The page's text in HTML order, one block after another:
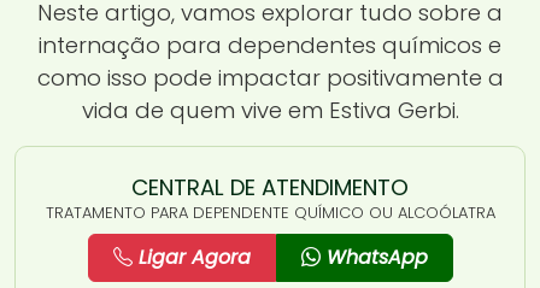
Neste artigo, vamos explorar tudo sobre a
internação para dependentes químicos e
como isso pode impactar positivamente a
vida de quem vive em Estiva Gerbi.
CENTRAL DE ATENDIMENTO
TRATAMENTO PARA DEPENDENTE QUÍMICO OU ALCOÓLATRA
Ligar Agora WhatsApp